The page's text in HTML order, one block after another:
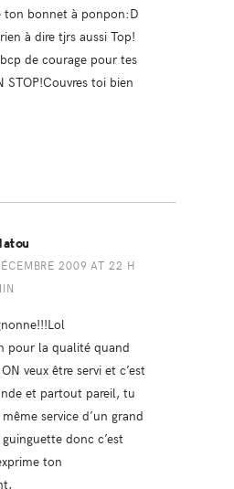
ton bonnet à ponpon:D
à dire tjrs aussi Top!
de courage pour tes
STOP!Couvres toi bien
2009 AT 22 H
pour la qualité quand
veux être servi et c’est
et partout pareil, tu
service d’un grand
donc c’est
ton